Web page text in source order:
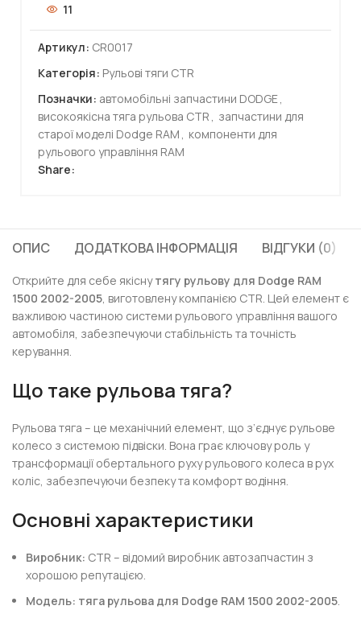
11
Артикул: CR0017
Категорія: Рульові тяги CTR
Позначки: автомобільні запчастини DODGE,
високоякісна тяга рульова CTR , запчастини для
старої моделі Dodge RAM , компоненти для
рульового управління RAM
Share:
ОПИС ДОДАТКОВА ІНФОРМАЦІЯ ВІДГУКИ (0)
Открийте для себе якіснутягу рульову для Dodge RAM
1500 2002-2005, виготовлену компанією CTR. Цей елемент є
важливою частиною системи рульового управління вашого
автомобіля, забезпечуючи стабільність та точність
керування.
Що таке рульова тяга?
Рульова тяга – це механічний елемент, що з’єднує рульове
колесо з системою підвіски. Вона грає ключову роль у
трансформації обертального руху рульового колеса в рух
коліс, забезпечуючи безпеку та комфорт водіння.
Основні характеристики
Виробник: CTR – відомий виробник автозапчастин з
хорошою репутацією.
Модель: тяга рульова для Dodge RAM 1500 2002-2005.